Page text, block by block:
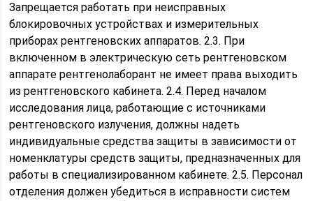
Запрещается работать при неисправных
блокировочных устройствах и измерительных
приборах рентгеновских аппаратов. 2.3. При
включенном в электрическую сеть рентгеновском
аппарате рентгенолаборант не имеет права выходить
из рентгеновского кабинета. 2.4. Перед началом
исследования лица, работающие с источниками
рентгеновского излучения, должны надеть
индивидуальные средства защиты в зависимости от
номенклатуры средств защиты, предназначенных для
работы в специализированном кабинете. 2.5. Персонал
отделения должен убедиться в исправности систем